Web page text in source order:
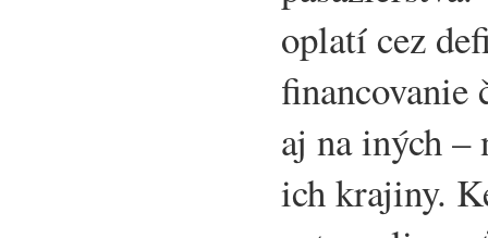
oplatí cez
financovanie
aj na iných
ich krajiny.